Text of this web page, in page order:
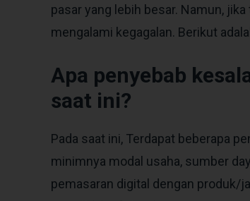
pasar yang lebih besar. Namun,
mengalami kegagalan. Berikut
Apa penyebab
saat ini?
Pada saat ini, Terdapat beberapa
minimnya modal usaha, sumber
pemasaran digital dengan produk/